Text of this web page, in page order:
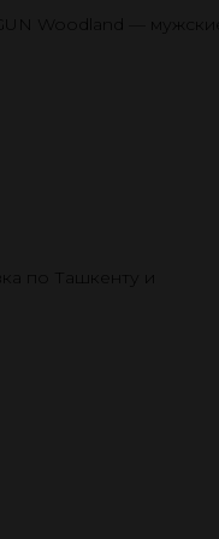
Woodland — мужские
по Ташкенту и